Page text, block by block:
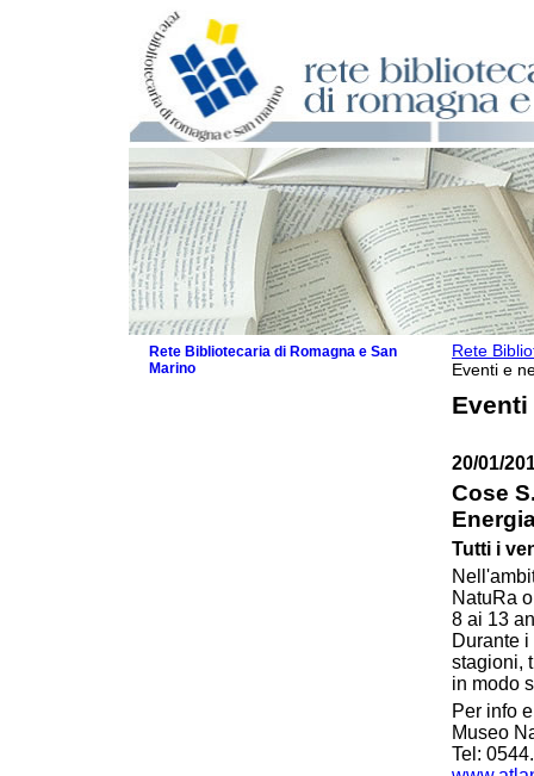
Rete
Eventi e
Eventi
20/01/
Cose
Tutti i
NatuRa
8 ai 13
Durante
stagioni,
in modo
Per info
Museo
Tel:
Rete Bibliotecaria di Romagna e San
Marino